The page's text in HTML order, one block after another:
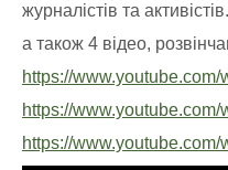
журналiстів та активістів.
а також 4 відео,
https://
https://
https://